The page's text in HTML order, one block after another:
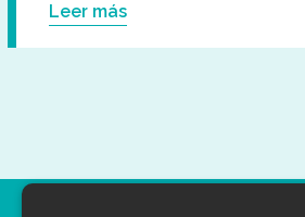
Leer más